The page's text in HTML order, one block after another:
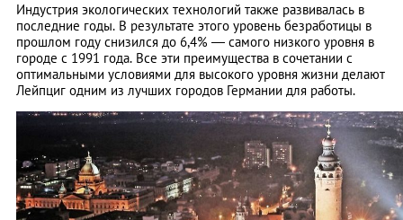
Индустрия экологических технологий также развивалась в
последние годы. В результате этого уровень безработицы в
прошлом году снизился до 6,4% — самого низкого уровня в
городе с 1991 года. Все эти преимущества в сочетании с
оптимальными условиями для высокого уровня жизни делают
Лейпциг одним из лучших городов Германии для работы.